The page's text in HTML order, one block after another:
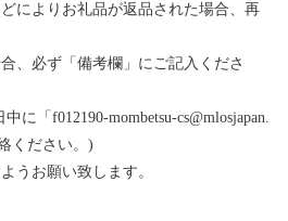
によりお礼品が返品された場合、再
、必ず「備考欄」にご記入くださ
に「f012190-mombetsu-cs@mlosjapan.
ください。)
うお願い致します。